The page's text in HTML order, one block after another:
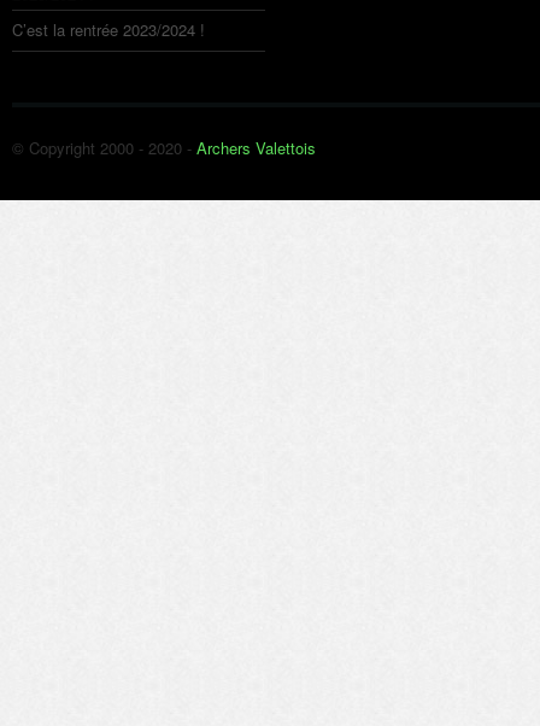
C’est la rentrée 2023/2024 !
© Copyright 2000 - 2020 - Archers Valettois